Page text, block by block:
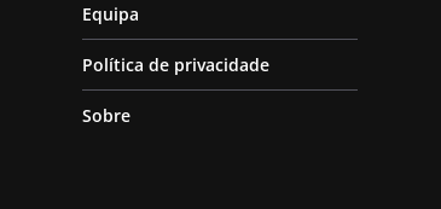
Equipa
Política de privacidade
Sobre